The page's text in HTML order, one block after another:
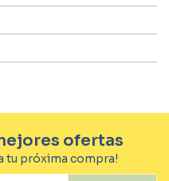
ofertas
tu próxima compra!